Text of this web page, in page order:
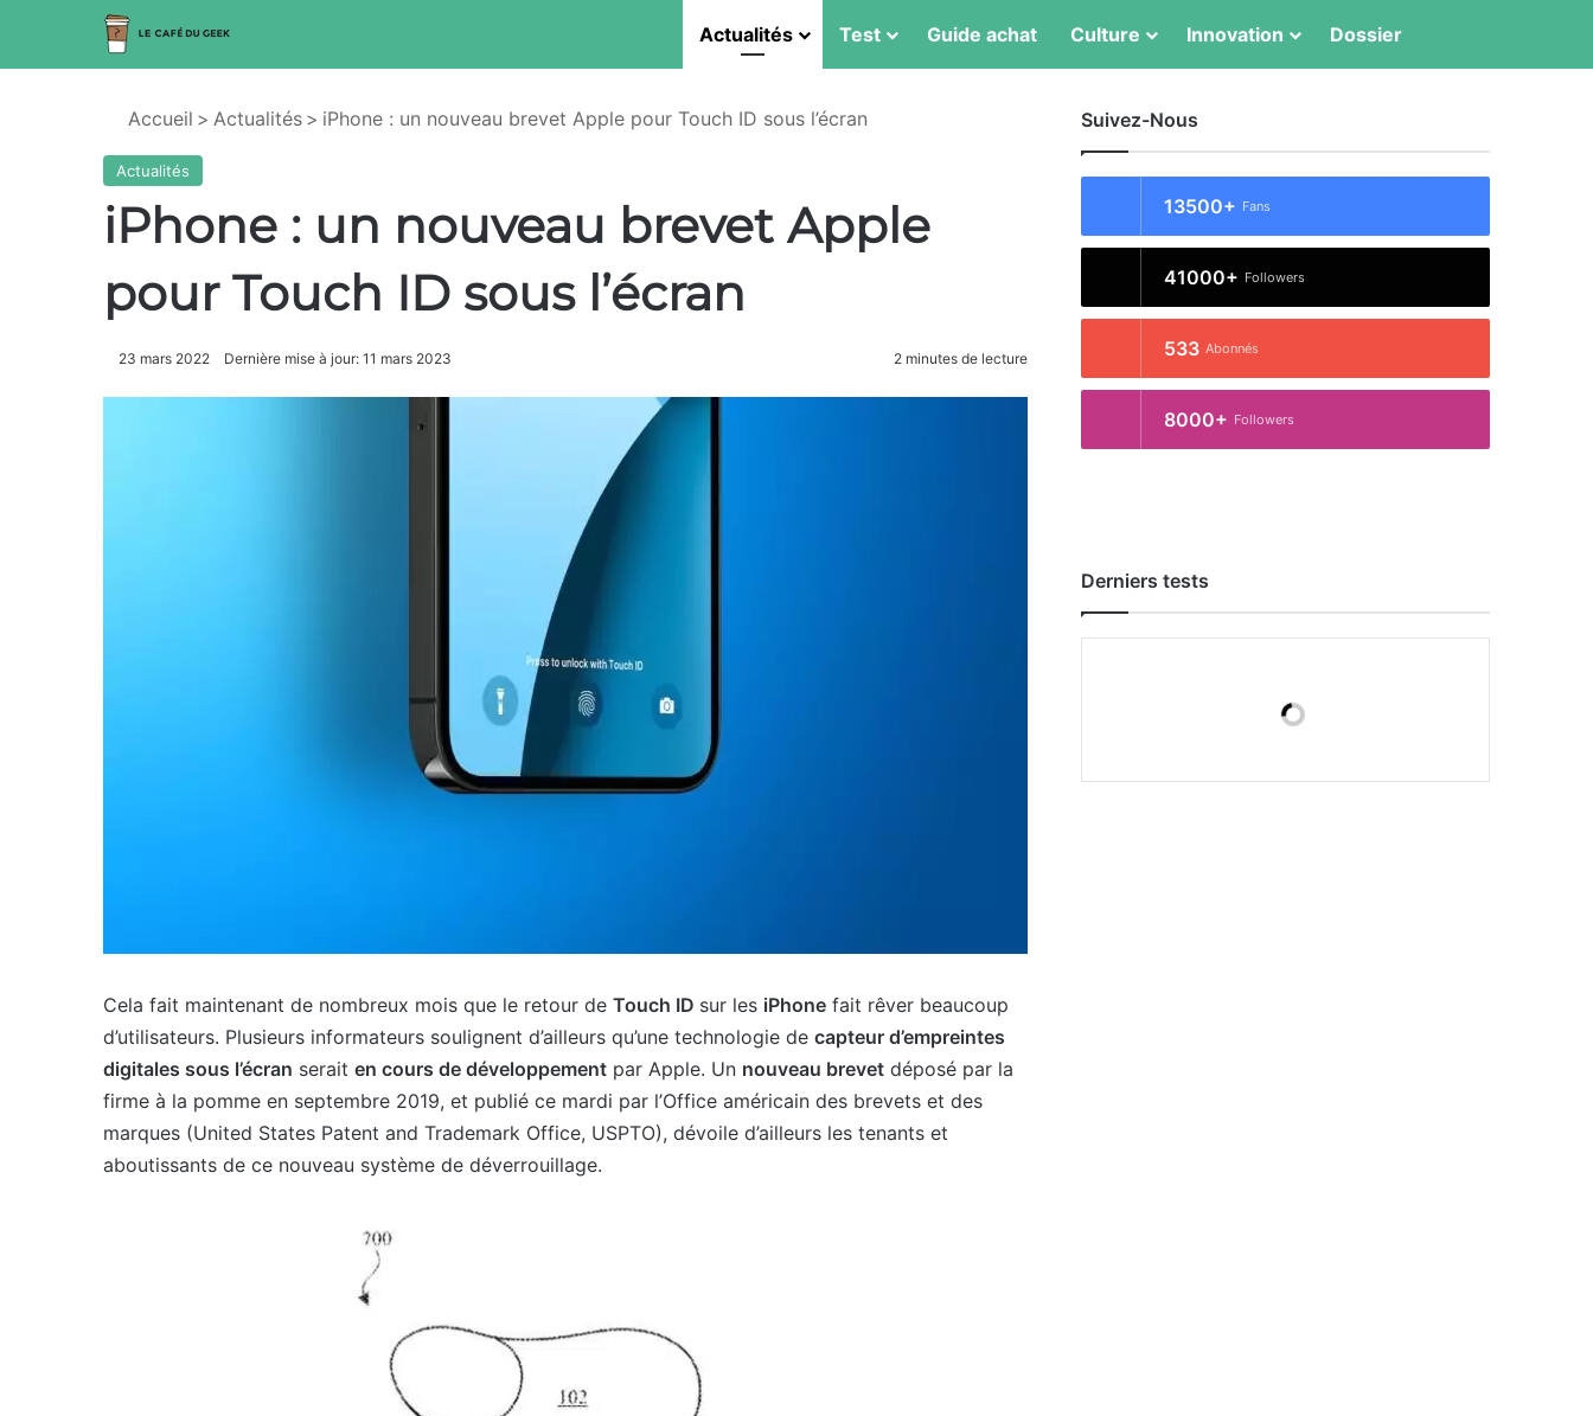
Actualités Test Guide achat Culture Innovation Dossier
Accueil > Actualités > iPhone : un nouveau brevet Apple pour Touch ID sous l’écran
Actualités
iPhone : un nouveau brevet Apple
pour Touch ID sous l’écran
23 mars 2022 Dernière mise à jour: 11 mars 2023 2 minutes de lecture
Cela fait maintenant de nombreux mois que le retour de Touch ID sur les iPhone fait rêver beaucoup
d’utilisateurs. Plusieurs informateurs soulignent d’ailleurs qu’une technologie de capteur d’empreintes
digitales sous l’écran serait en cours de développement par Apple. Un nouveau brevet déposé par la
firme à la pomme en septembre 2019, et publié ce mardi par l’Office américain des brevets et des
marques (United States Patent and Trademark Office, USPTO), dévoile d’ailleurs les tenants et
aboutissants de ce nouveau système de déverrouillage.
Suivez-Nous
13500+ Fans
41000+ Followers
533 Abonnés
8000+ Followers
Derniers tests